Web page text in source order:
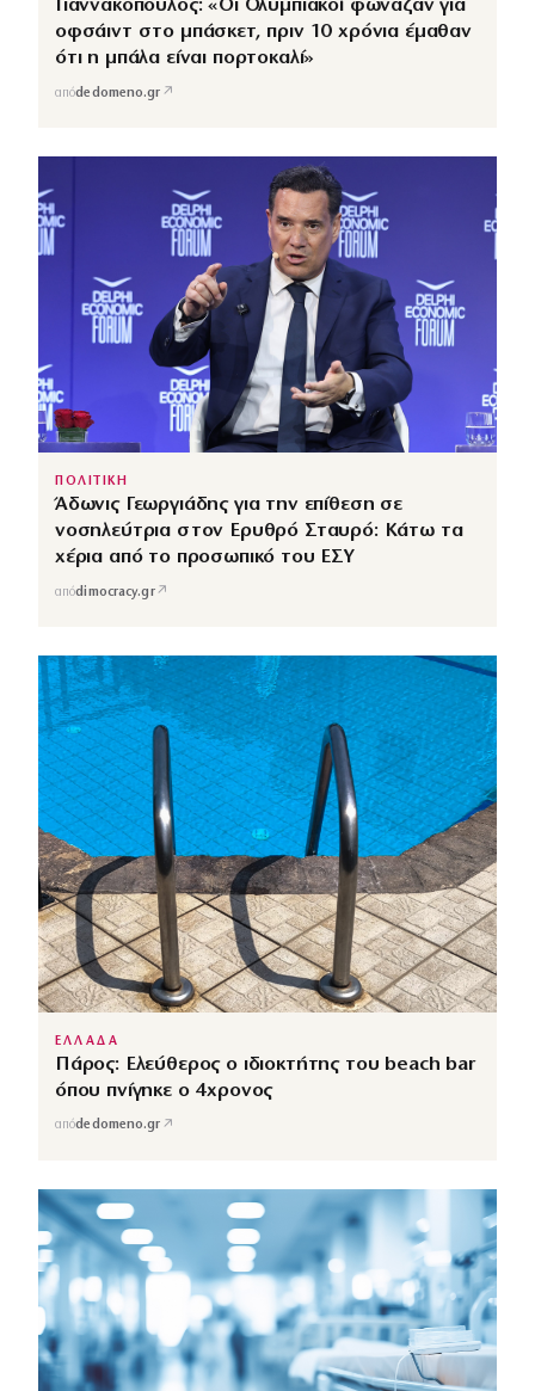
Γιαννακόπουλος: «Οι Ολυμπιακοί φώναζαν για
οφσάιντ στο μπάσκετ, πριν 10 χρόνια έμαθαν
ότι η μπάλα είναι πορτοκαλί»
απόdedomeno.gr ↗
ΠΟΛΙΤΙΚΗ
Άδωνις Γεωργιάδης για την επίθεση σε
νοσηλεύτρια στον Ερυθρό Σταυρό: Κάτω τα
χέρια από το προσωπικό του ΕΣΥ
απόdimocracy.gr↗
ΕΛΛΑΔΑ
Πάρος: Ελεύθερος ο ιδιοκτήτης του beach bar
όπου πνίγηκε ο 4χρονος
απόdedomeno.gr ↗